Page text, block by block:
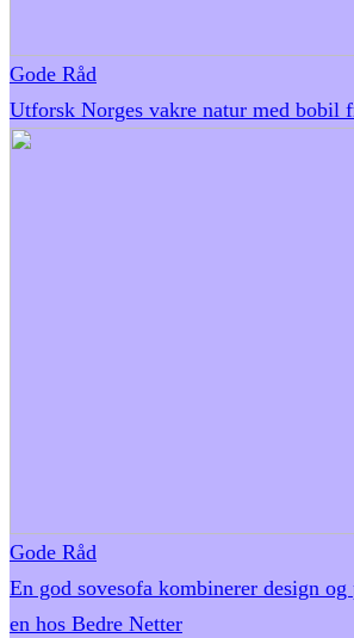
Gode Råd
Utforsk Norges vakre natur med bobil
Gode Råd
En god sovesofa kombinerer design
en hos Bedre Netter